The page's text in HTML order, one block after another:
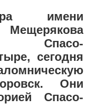
имени
Мещерякова
Спасо-
сегодня
Они
Спасо-